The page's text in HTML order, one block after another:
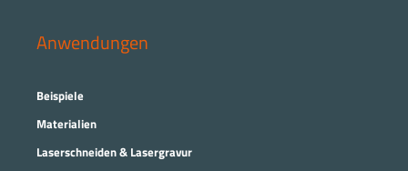
Anwendungen
Beispiele
Materialien
Laserschneiden & Lasergravur